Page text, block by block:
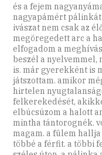
és a fejem
nagyapámért pálinkát
ivászat nem csak az
megöregedett arc a
elfogadom a
beszél a nyelvemmel,
is. már gyerekként is
játszottam. amikor
hirtelen
felkerekedését,
elbúcsúzom a halott
mintha tántorognék.
magam. a fülem
többé a férfit. a többi